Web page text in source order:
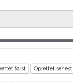
først Oprettet senest